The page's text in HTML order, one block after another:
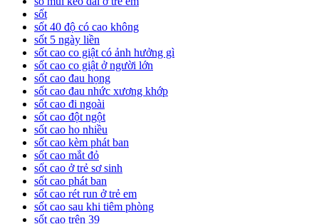
sốt
sốt 40 độ có cao không
sốt 5 ngày liền
sốt cao co giật có ảnh hưởng gì
sốt cao co giật ở người lớn
sốt cao đau họng
sốt cao đau nhức xương khớp
sốt cao đi ngoài
sốt cao đột ngột
sốt cao ho nhiều
sốt cao kèm phát ban
sốt cao mắt đỏ
sốt cao ở trẻ sơ sinh
sốt cao phát ban
sốt cao rét run ở trẻ em
sốt cao sau khi tiêm phòng
sốt cao trên 39